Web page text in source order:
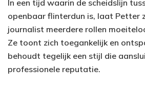
In een tijd waarin de scheidslijn
openbaar flinterdun is, laat Petter
journalist meerdere rollen
Ze toont zich toegankelijk en
behoudt tegelijk een stijl die
professionele reputatie.